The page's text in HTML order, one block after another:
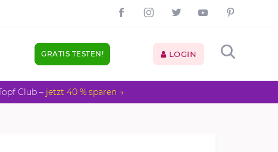
GRATIS TESTEN! LOGIN
Club – jetzt 40 % sparen →